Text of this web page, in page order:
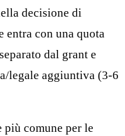
decisione di
entra con una quota
dal grant e
legale aggiuntiva (3-6
comune per le